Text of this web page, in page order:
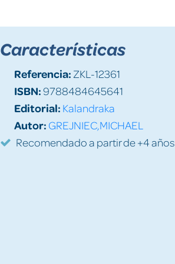
Características
Referencia: ZKL-12361
ISBN:9788484645641
Editorial: Kalandraka
Autor: GREJNIEC,MICHAEL
Recomendado a partir de +4 años